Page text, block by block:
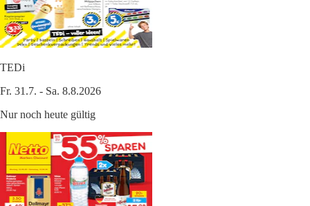
TEDi
Fr. 31.7. - Sa. 8.8.2026
Nur noch heute gültig